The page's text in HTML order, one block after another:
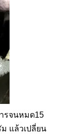
รจนหมด15
แล้วเปลี่ยน